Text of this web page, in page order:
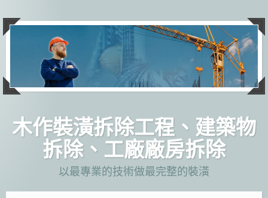
主
木作裝潢拆除工程、建築物
拆除、工廠廠房拆除
以最專業的技術做最完整的裝潢